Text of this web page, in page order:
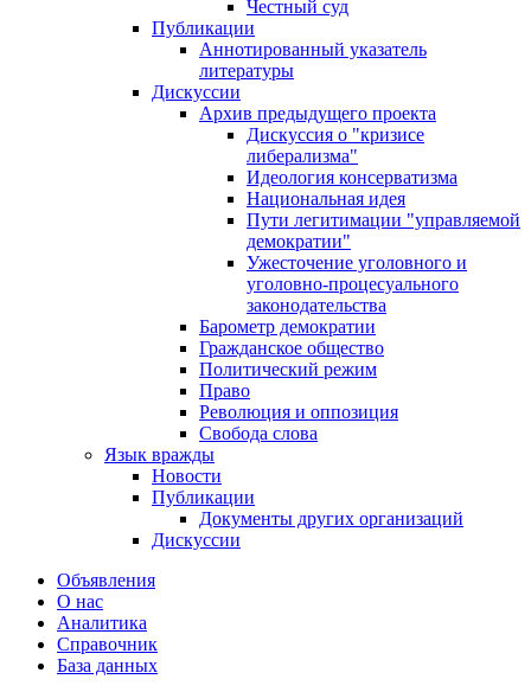
Честный суд
Публикации
Аннотированный указатель
литературы
Дискуссии
Архив предыдущего проекта
Дискуссия о "кризисе
либерализма"
Идеология консерватизма
Национальная идея
Пути легитимации "управляемой
демократии"
Ужесточение уголовного и
уголовно-процесуального
законодательства
Барометр демократии
Гражданское общество
Политический режим
Право
Революция и оппозиция
Свобода слова
Язык вражды
Новости
Публикации
Документы других организаций
Дискуссии
Объявления
О нас
Аналитика
Справочник
База данных